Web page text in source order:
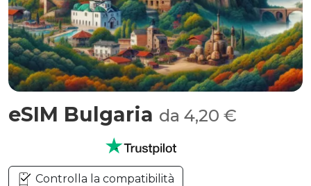
eSIM Bulgaria da 4,20 €
Controlla la compatibilità